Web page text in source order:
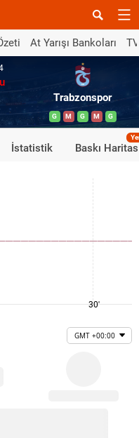
At Yarışı Bankoları
Trabzonspor
G M G M G
İstatistik Baskı
30'
GMT +00:00